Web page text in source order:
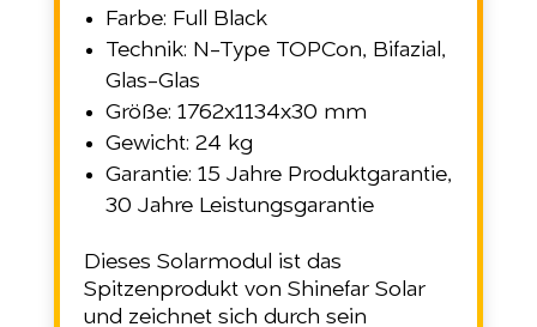
Farbe: Full Black
Technik: N-Type TOPCon, Bifazial,
Glas-Glas
Größe: 1762x1134x30 mm
Gewicht: 24 kg
Garantie: 15 Jahre Produktgarantie,
30 Jahre Leistungsgarantie
Dieses Solarmodul ist das
Spitzenprodukt von Shinefar Solar
und zeichnet sich durch sein